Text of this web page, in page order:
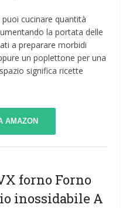
cucinare quantità
la portata delle
a preparare morbidi
un poplettone per una
significa ricette
AMAZON
forno Forno
inossidabile A